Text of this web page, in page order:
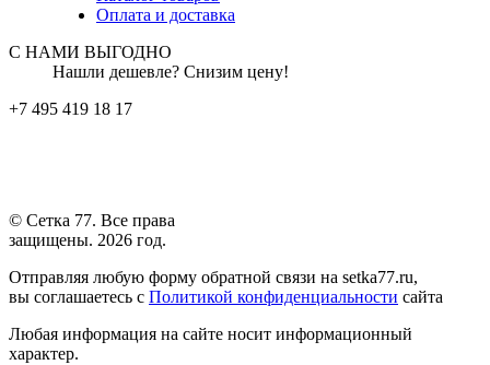
Оплата и доставка
С НАМИ ВЫГОДНО
Нашли дешевле? Снизим цену!
+7 495 419 18 17
© Сетка 77. Все права
защищены. 2026 год.
Отправляя любую форму обратной связи на setka77.ru,
вы соглашаетесь с Политикой конфиденциальности сайта
Любая информация на сайте носит информационный
характер.